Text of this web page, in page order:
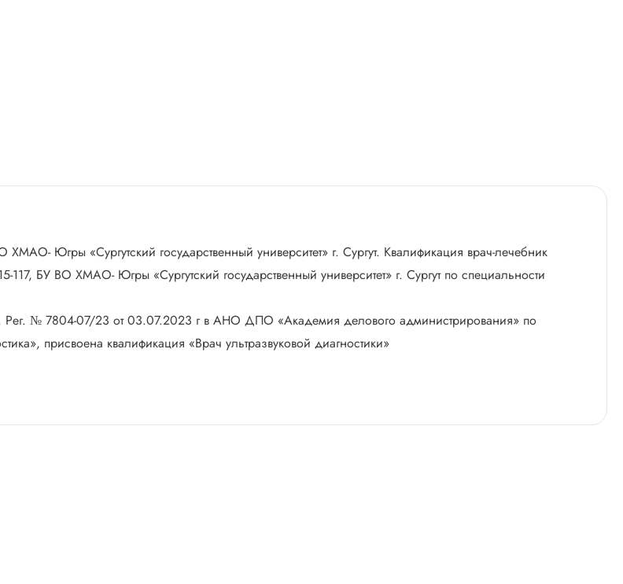
Югры «Сургутский государственный университет» г. Сургут. Квалификация врач-лечебник
БУ ВО ХМАО- Югры «Сургутский государственный университет» г. Сургут по специальности
Рег. № 7804-07/23 от 03.07.2023 г в АНО ДПО «Академия делового администрирования» по
присвоена квалификация «Врач ультразвуковой диагностики»